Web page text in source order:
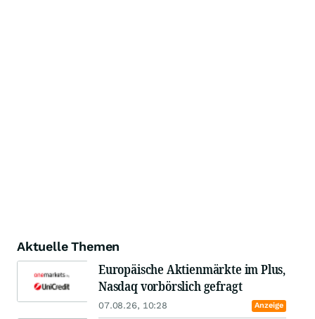
Aktuelle Themen
Europäische Aktienmärkte im Plus,
Nasdaq vorbörslich gefragt
07.08.26, 10:28 Anzeige